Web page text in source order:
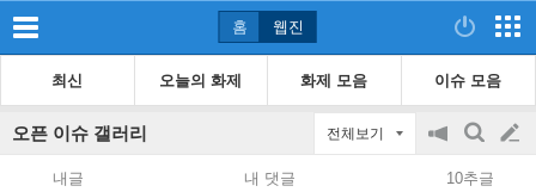
홈 웹진
최신 오늘의 화제 화제 모음 이슈 모음
오픈 이슈 갤러리 전체보기
공
지
검
색
글
내글 내 댓글 10추글